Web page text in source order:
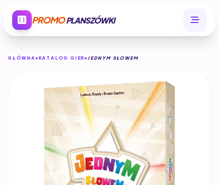
PROMOPLANSZÓWKI
GŁÓWNA KATALOG GIER JEDNYM SŁOWEM